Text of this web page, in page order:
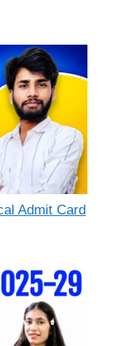
Admit Card